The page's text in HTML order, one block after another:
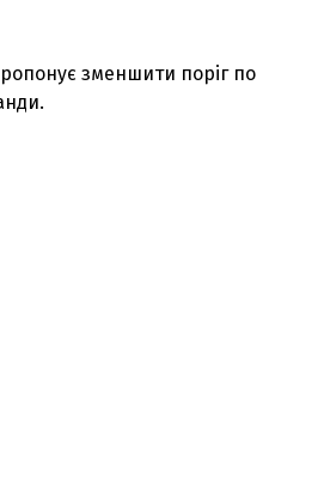
зменшити поріг по